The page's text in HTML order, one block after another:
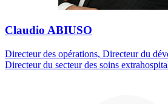
Claudio ABIUSO
Directeur des opérations, Directeur du
Directeur du secteur des soins